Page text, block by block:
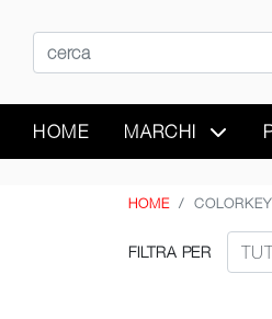
HOME MARCHI
HOME COLORKEY
FILTRA PER